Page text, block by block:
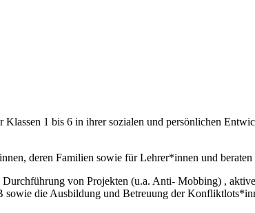
Klassen 1 bis 6 in ihrer sozialen und persönlichen
deren Familien sowie für Lehrer*innen und
von Projekten (u.a. Anti- Mobbing) ,
sowie die Ausbildung und Betreuung der